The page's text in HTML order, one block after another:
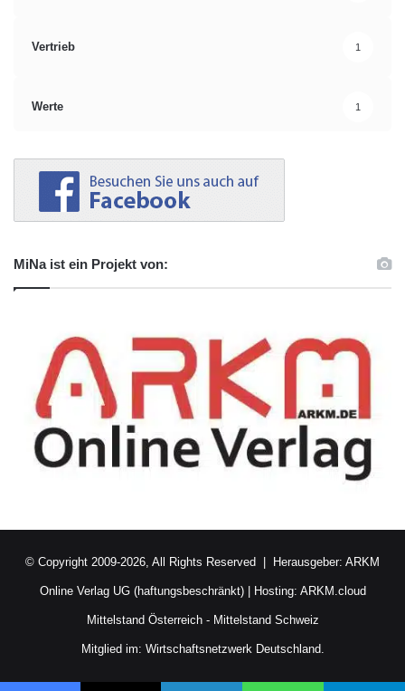
Vertrieb 1
Werte 1
MiNa ist ein Projekt von:
© Copyright 2009-2026, All Rights Reserved | Herausgeber: ARKM
Online Verlag UG (haftungsbeschränkt)| Hosting: ARKM.cloud
Mittelstand Österreich- Mittelstand Schweiz
Mitglied im: Wirtschaftsnetzwerk Deutschland.